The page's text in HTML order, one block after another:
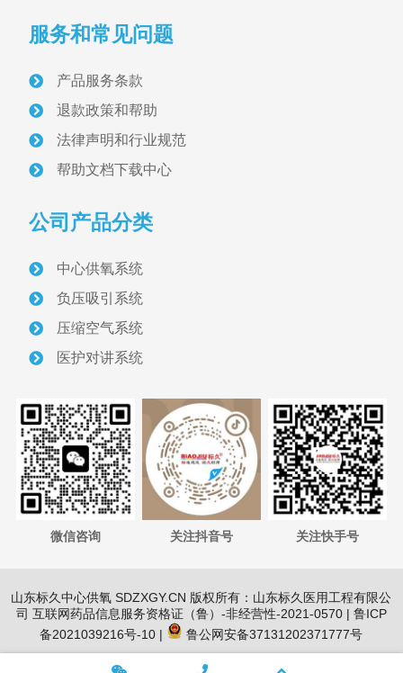
医用气体终端
医用设备带
医护对讲设备
信息化呼叫对讲
医用气体管道与设备
医用气体管道
管道压力调节监控设备
中心供氧站设备
服务和常见问题
产品服务条款
退款政策和帮助
法律声明和行业规范
帮助文档下载中心
公司产品分类
中心供氧系统
负压吸引系统
压缩空气系统
医护对讲系统
微信咨询 关注抖音号 关注快手号
山东标久中心供氧 SDZXGY.CN 版权所有：山东标久医用工程有限公
司 互联网药品信息服务资格证（鲁）-非经营性-2021-0570 | 鲁ICP
备2021039216号-10 | 鲁公网安备37131202371777号